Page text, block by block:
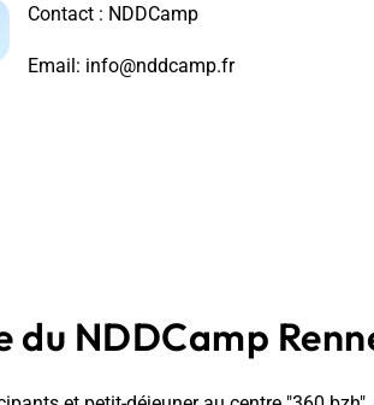
Contact : NDDCamp
Email: info@nddcamp.fr
du NDDCamp